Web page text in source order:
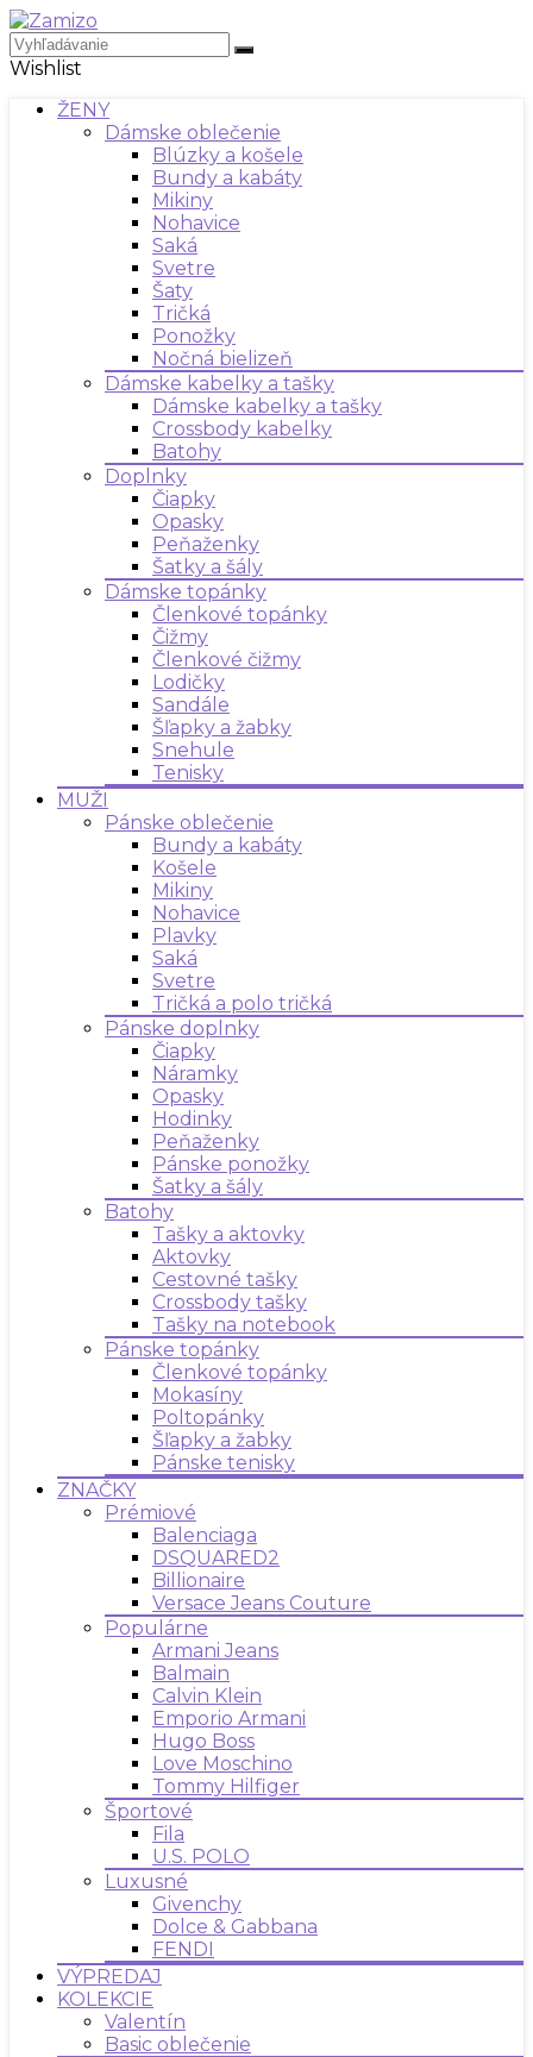
Wishlist
ŽENY
Dámske oblečenie
Blúzky a košele
Bundy a kabáty
Mikiny
Nohavice
Saká
Svetre
Šaty
Tričká
Ponožky
Nočná bielizeň
Dámske kabelky a tašky
Dámske kabelky a tašky
Crossbody kabelky
Batohy
Doplnky
Čiapky
Opasky
Peňaženky
Šatky a šály
Dámske topánky
Členkové topánky
Čižmy
Členkové čižmy
Lodičky
Sandále
Šľapky a žabky
Snehule
Tenisky
MUŽI
Pánske oblečenie
Bundy a kabáty
Košele
Mikiny
Nohavice
Plavky
Saká
Svetre
Tričká a polo tričká
Pánske doplnky
Čiapky
Náramky
Opasky
Hodinky
Peňaženky
Pánske ponožky
Šatky a šály
Batohy
Tašky a aktovky
Aktovky
Cestovné tašky
Crossbody tašky
Tašky na notebook
Pánske topánky
Členkové topánky
Mokasíny
Poltopánky
Šľapky a žabky
Pánske tenisky
ZNAČKY
Prémiové
Balenciaga
DSQUARED2
Billionaire
Versace Jeans Couture
Populárne
Armani Jeans
Balmain
Calvin Klein
Emporio Armani
Hugo Boss
Love Moschino
Tommy Hilfiger
Športové
Fila
U.S. POLO
Luxusné
Givenchy
Dolce & Gabbana
FENDI
VÝPREDAJ
KOLEKCIE
Valentín
Basic oblečenie